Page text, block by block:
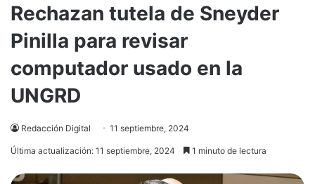
Rechazan tutela de Sneyder
Pinilla para revisar
computador usado en la
UNGRD
Redacción Digital 11 septiembre, 2024
Última actualización: 11 septiembre, 2024 1 minuto de lectura